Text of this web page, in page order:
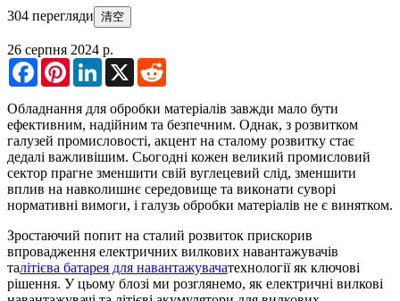
304 перегляди 清空
26 серпня 2024 р.
FacebookPinterestLinkedIn
X
Обладнання для обробки матеріалів завжди мало бути
ефективним, надійним та безпечним. Однак, з розвитком
галузей промисловості, акцент на сталому розвитку стає
дедалі важливішим. Сьогодні кожен великий промисловий
сектор прагне зменшити свій вуглецевий слід, зменшити
вплив на навколишнє середовище та виконати суворі
нормативні вимоги, і галузь обробки матеріалів не є винятком.
Зростаючий попит на сталий розвиток прискорив
впровадження електричних вилкових навантажувачів
талітієва батарея для навантажувачатехнології як ключові
рішення. У цьому блозі ми розглянемо, як електричні вилкові